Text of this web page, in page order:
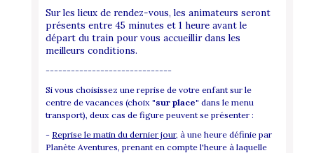
Sur les lieux de rendez-vous, les animateurs seront
présents entre 45 minutes et 1 heure avant le
départ du train pour vous accueillir dans les
meilleurs conditions.
------------------------------
Si vous choisissez une reprise de votre enfant sur le
centre de vacances (choix "sur place" dans le menu
transport), deux cas de figure peuvent se présenter :
- Reprise le matin du dernier jour, à une heure définie par
Planète Aventures, prenant en compte l'heure à laquelle